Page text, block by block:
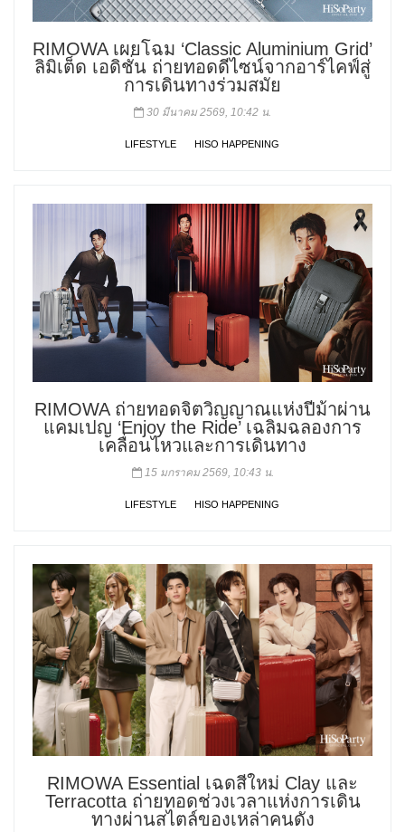
RIMOWA เผยโฉม ‘Classic Aluminium Grid’
ลิมิเต็ด เอดิชั่น ถ่ายทอดดีไซน์จากอาร์ไคฟ์สู่
การเดินทางร่วมสมัย
30 มีนาคม 2569, 10:42 น.
LIFESTYLE HISO HAPPENING
RIMOWA ถ่ายทอดจิตวิญญาณแห่งปีม้าผ่าน
แคมเปญ ‘Enjoy the Ride’ เฉลิมฉลองการ
เคลื่อนไหวและการเดินทาง
15 มกราคม 2569, 10:43 น.
LIFESTYLE HISO HAPPENING
RIMOWA Essential เฉดสีใหม่ Clay และ
Terracotta ถ่ายทอดช่วงเวลาแห่งการเดิน
ทางผ่านสไตล์ของเหล่าคนดัง